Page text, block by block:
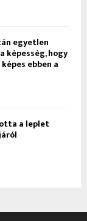
egyetlen
képesség, hogy
ebben a
a leplet